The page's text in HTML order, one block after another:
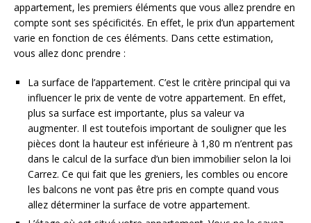
appartement, les premiers éléments que vous allez prendre en
compte sont ses spécificités. En effet, le prix d’un appartement
varie en fonction de ces éléments. Dans cette estimation,
vous allez donc prendre :
La surface de l’appartement. C’est le critère principal qui va
influencer le prix de vente de votre appartement. En effet,
plus sa surface est importante, plus sa valeur va
augmenter. Il est toutefois important de souligner que les
pièces dont la hauteur est inférieure à 1,80 m n’entrent pas
dans le calcul de la surface d’un bien immobilier selon la loi
Carrez. Ce qui fait que les greniers, les combles ou encore
les balcons ne vont pas être pris en compte quand vous
allez déterminer la surface de votre appartement.